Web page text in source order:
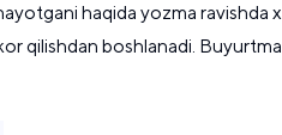
haqida yozma
qilishdan boshlanadi.